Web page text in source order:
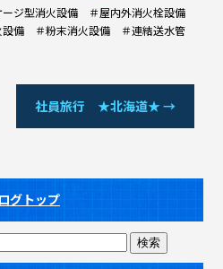
ジ型消火設備 ＃屋内外消火栓設備
設備 ＃粉末消火設備 ＃連結送水管
社員旅行 ★北海道★ →
グトップ